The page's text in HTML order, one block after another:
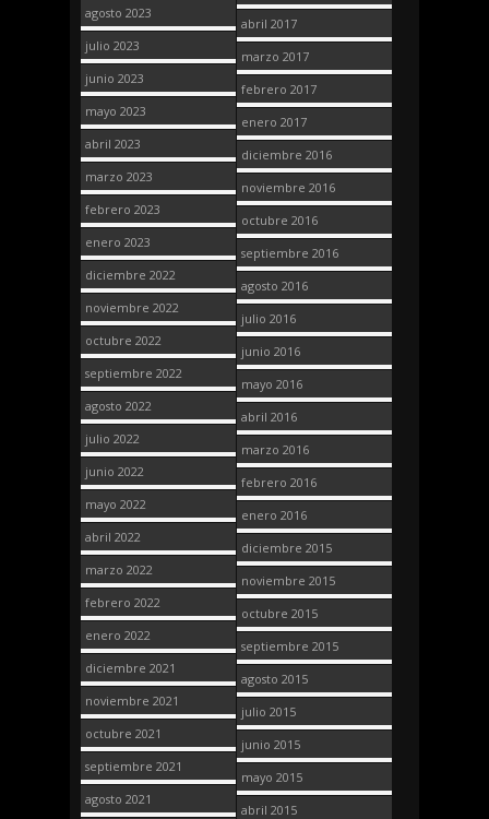
agosto 2023
julio 2023
junio 2023
mayo 2023
abril 2023
marzo 2023
febrero 2023
enero 2023
diciembre 2022
noviembre 2022
octubre 2022
septiembre 2022
agosto 2022
julio 2022
junio 2022
mayo 2022
abril 2022
marzo 2022
febrero 2022
enero 2022
diciembre 2021
noviembre 2021
octubre 2021
septiembre 2021
agosto 2021
abril 2017
marzo 2017
febrero 2017
enero 2017
diciembre 2016
noviembre 2016
octubre 2016
septiembre 2016
agosto 2016
julio 2016
junio 2016
mayo 2016
abril 2016
marzo 2016
febrero 2016
enero 2016
diciembre 2015
noviembre 2015
octubre 2015
septiembre 2015
agosto 2015
julio 2015
junio 2015
mayo 2015
abril 2015